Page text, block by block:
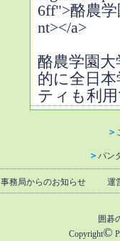
6ff">酪農
nt></a>
酪農学園
的に全日
ティも利
＞
＞ パン
事務局からのお知らせ 運
囲碁
Copyright©